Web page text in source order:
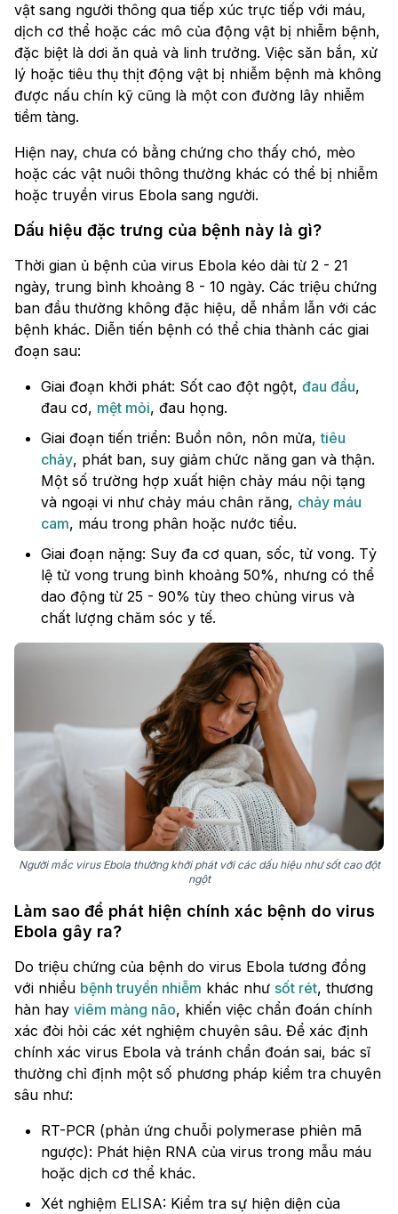
vật sang người thông qua tiếp xúc trực tiếp với máu,
dịch cơ thể hoặc các mô của động vật bị nhiễm bệnh,
đặc biệt là dơi ăn quả và linh trưởng. Việc săn bắn, xử
lý hoặc tiêu thụ thịt động vật bị nhiễm bệnh mà không
được nấu chín kỹ cũng là một con đường lây nhiễm
tiềm tàng.
Hiện nay, chưa có bằng chứng cho thấy chó, mèo
hoặc các vật nuôi thông thường khác có thể bị nhiễm
hoặc truyền virus Ebola sang người.
Dấu hiệu đặc trưng của bệnh này là gì?
Thời gian ủ bệnh của virus Ebola kéo dài từ 2 - 21
ngày, trung bình khoảng 8 - 10 ngày. Các triệu chứng
ban đầu thường không đặc hiệu, dễ nhầm lẫn với các
bệnh khác. Diễn tiến bệnh có thể chia thành các giai
đoạn sau:
Giai đoạn khởi phát: Sốt cao đột ngột, đau đầu,
đau cơ, mệt mỏi, đau họng.
Giai đoạn tiến triển: Buồn nôn, nôn mửa,tiêu
chảy, phát ban, suy giảm chức năng gan và thận.
Một số trường hợp xuất hiện chảy máu nội tạng
và ngoại vi như chảy máu chân răng, chảy máu
cam, máu trong phân hoặc nước tiểu.
Giai đoạn nặng: Suy đa cơ quan, sốc, tử vong. Tỷ
lệ tử vong trung bình khoảng 50%, nhưng có thể
dao động từ 25 - 90% tùy theo chủng virus và
chất lượng chăm sóc y tế.
Người mắc virus Ebola thường khởi phát với các dấu hiệu như sốt cao đột
ngột
Làm sao để phát hiện chính xác bệnh do virus
Ebola gây ra?
Do triệu chứng của bệnh do virus Ebola tương đồng
với nhiều bệnh truyền nhiễm khác như sốt rét, thương
hàn hay viêm màng não, khiến việc chẩn đoán chính
xác đòi hỏi các xét nghiệm chuyên sâu. Để xác định
chính xác virus Ebola và tránh chẩn đoán sai, bác sĩ
thường chỉ định một số phương pháp kiểm tra chuyên
sâu như:
RT-PCR (phản ứng chuỗi polymerase phiên mã
ngược): Phát hiện RNA của virus trong mẫu máu
hoặc dịch cơ thể khác.
Xét nghiệm ELISA: Kiểm tra sự hiện diện của